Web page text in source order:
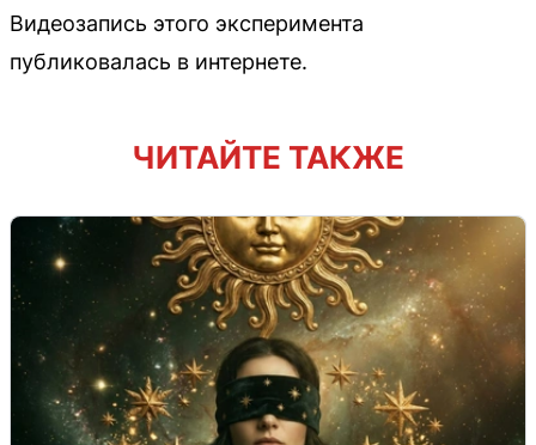
Видеозапись этого эксперимента
публиковалась в интернете.
ЧИТАЙТЕ ТАКЖЕ